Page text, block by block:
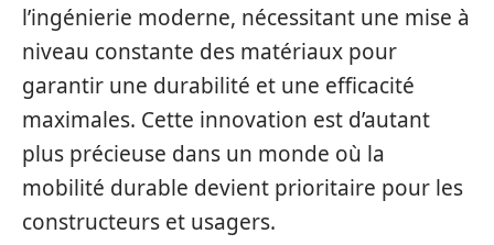
l’ingénierie moderne, nécessitant une mise à
niveau constante des matériaux pour
garantir une durabilité et une efficacité
maximales. Cette innovation est d’autant
plus précieuse dans un monde où la
mobilité durable devient prioritaire pour les
constructeurs et usagers.